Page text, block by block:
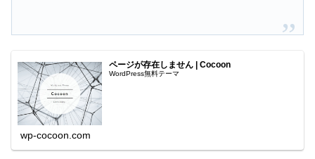
ページが存在しません | Cocoon
WordPress無料テーマ
wp-cocoon.com